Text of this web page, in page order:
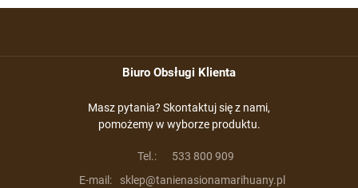
Biuro Obsługi Klienta
Masz pytania? Skontaktuj się z nami,
pomożemy w wyborze produktu.
Tel.:
533 800 909
E-mail:
sklep@tanienasionamarihuany.pl